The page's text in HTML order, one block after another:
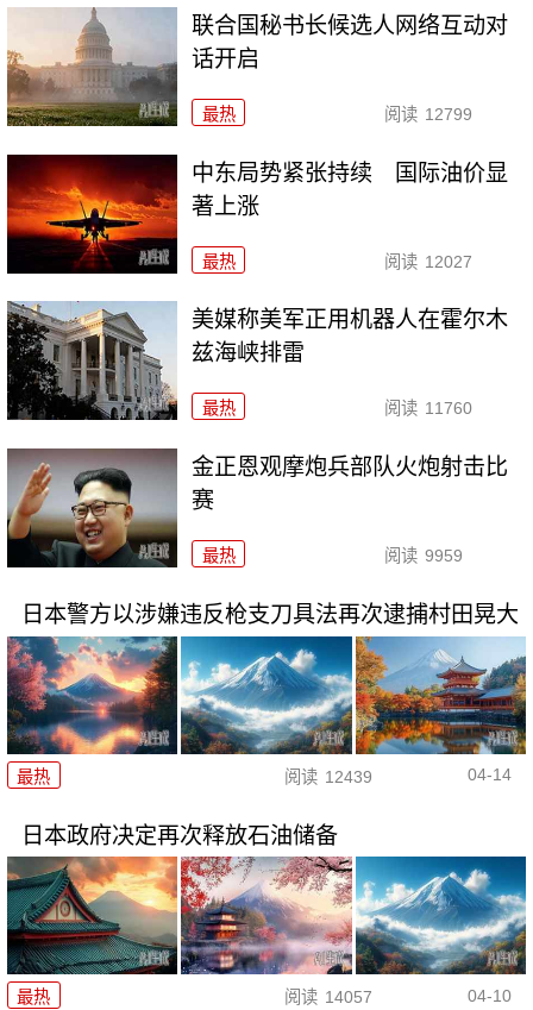
联合国秘书长候选人网络互动对
话开启
最热 阅读 12799
中东局势紧张持续 国际油价显
著上涨
最热 阅读 12027
美媒称美军正用机器人在霍尔木
兹海峡排雷
最热 阅读 11760
金正恩观摩炮兵部队火炮射击比
赛
最热 阅读 9959
日本警方以涉嫌违反枪支刀具法再次逮捕村田晃大
最热 阅读 12439 04-14
日本政府决定再次释放石油储备
最热 阅读 14057 04-10